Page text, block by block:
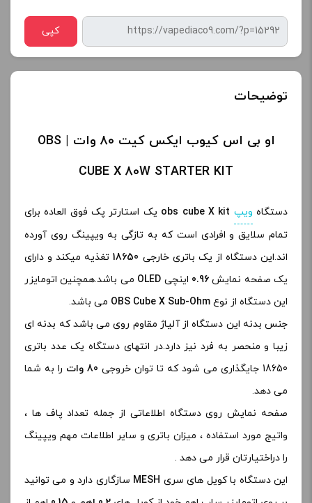
کپی
توضیحات
او بی اس کیوب ایکس کیت 80 وات | OBS
CUBE X 80W STARTER KIT
دستگاه ویپ obs cube X kit یک استارتر پک فوق العاده برای
تمام سلایق و افرادی است که به تازگی به ویپینگ روی آورده
اند.این دستگاه از یک باتری خارجی 18650تغذیه میکند و دارای
یک صفحه نمایش0.96 اینچی OLED می باشد.همچنین اتومایزر
این دستگاه از نوع OBS Cube X Sub-Ohm می باشد.
جنس بدنه این دستگاه از آلیاژ مقاوم روی می باشد که بدنه ای
زیبا و منحصر به فرد نیز دارد.در انتهای دستگاه یک عدد باتری
18650 جایگذاری می شود که تا توان خروجی
80 وات
را به شما
می دهد.
صفحه نمایش روی دستگاه اطلاعاتی از جمله تعداد پاف ها ،
واتیج مورد استفاده ، میزان باتری و سایر اطلاعات مهم ویپینگ
را دراختیارتان قرار می دهد .
این دستگاه با کویل های سری MESH سازگاری دارد و می توانید